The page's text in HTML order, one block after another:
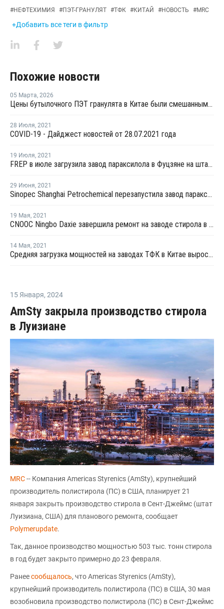
#НЕФТЕХИМИЯ #ПЭТ-ГРАНУЛЯТ #ТФК #КИТАЙ #НОВОСТЬ #MRC
+Добавить все теги в фильтр
Похожие новости
05 Марта, 2026
Цены бутылочного ПЭТ гранулята в Китае были смешанными в феврале
28 Июля, 2021
COVID-19 - Дайджест новостей от 28.07.2021 года
19 Июля, 2021
FREP в июле загрузила завод параксилола в Фуцзяне на штатном уровне
29 Июня, 2021
Sinopec Shanghai Petrochemical перезапустила завод параксилола № 1 после планового ремонта
19 Мая, 2021
CNOOC Ningbo Daxie завершила ремонт на заводе стирола в Нинбо
14 Мая, 2021
Средняя загрузка мощностей на заводах ТФК в Китае выросла в начале мая на 3%
15 Января, 2024
AmSty закрыла производство стирола
в Луизиане
MRC-- Компания Americas Styrenics (AmSty), крупнейший
производитель полистирола (ПС) в США, планирует 21
января закрыть производство стирола в Сент-Джеймс (штат
Луизиана, США) для планового ремонта, сообщает
Polymerupdate.
Так, данное производство мощностью 503 тыс. тонн стирола
в год будет закрыто примерно до 23 февраля.
Ранеесообщалось, что Americas Styrenics (AmSty),
крупнейший производитель полистирола (ПС) в США, 30 мая
возобновила производство полистирола (ПС) в Сент-Джеймс